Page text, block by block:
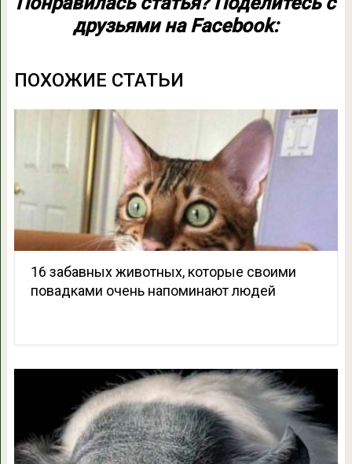
друзьями на Facebook:
ПОХОЖИЕ СТАТЬИ
16 забавных животных, которые своими
повадками очень напоминают людей